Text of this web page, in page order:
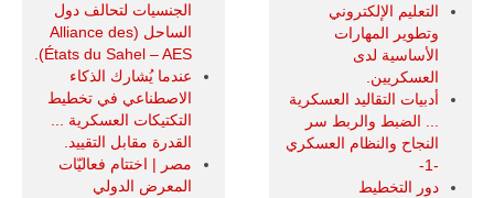
التعليم الإلكتروني
وتطوير المهارات
الأساسية لدى
العسكريين.
أدبيات التقاليد العسكرية
... الضبط والربط سر
النجاح والنظام العسكري
-1-
دور التخطيط
الجنسيات لتحالف دول
الساحل (Alliance des
États du Sahel – AES).
عندما يُشارك الذكاء
الاصطناعي في تخطيط
التكتيكات العسكرية ...
القدرة مقابل التقييد.
مصر | اختتام فعاليّات
المعرض الدولي